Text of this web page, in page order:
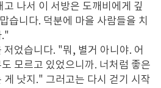
나서 이 서방은 도깨비에게 깊
습니다. 덕분에 마을 사람들을 치
었습니다. "뭐, 별거 아니야. 어
모르고 있었으니까. 너처럼 좋은
게 낫지." 그러고는 다시 걷기 시작